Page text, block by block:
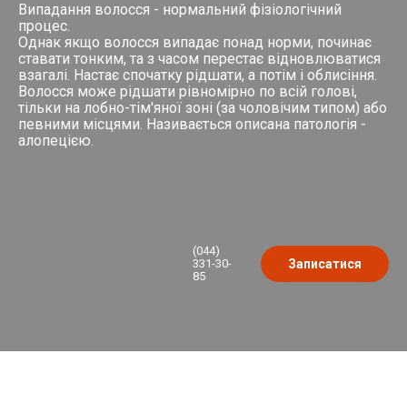
Випадання волосся - нормальний фізіологічний
процес.
Однак якщо волосся випадає понад норми, починає
ставати тонким, та з часом перестає відновлюватися
взагалі. Настає спочатку рідшати, а потім і облисіння.
Волосся може рідшати рівномірно по всій голові,
тільки на лобно-тім'яної зоні (за чоловічим типом) або
певними місцями. Називається описана патологія -
алопецією.
(044)
331-30-
85
Записатися